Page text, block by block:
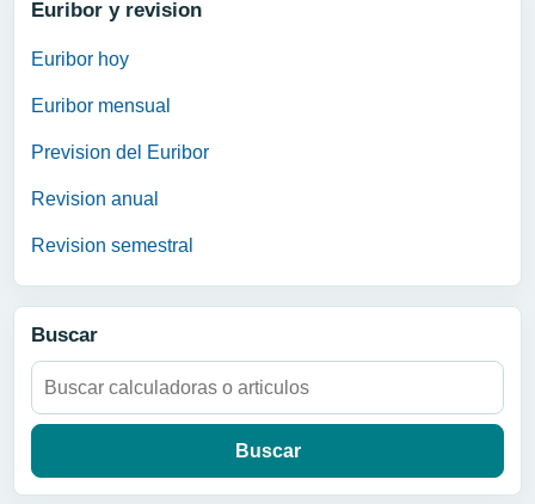
Euribor y revision
Euribor hoy
Euribor mensual
Prevision del Euribor
Revision anual
Revision semestral
Buscar
Buscar: